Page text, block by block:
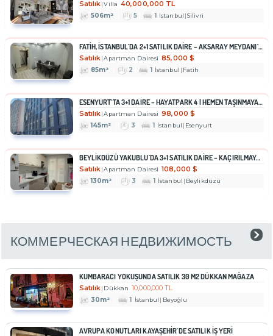
Satılık Villa 40,000,000 TL
506m² 5 1 İstanbul Silivri
FATIH, İSTANBUL`DA 2+1 SATILIK DAIRE – AKSARAY MEYDANI`NA YAKIN
Satılık Apartman Dairesi 85,000 $
85m² 2 1 İstanbul Fatih
ESENYURT`TA 3+1 DAIRE – HAYATPARK 4 | HEMEN TAŞINMAYA UYGUN
Satılık Apartman Dairesi 98,000 $
145m² 3 1 İstanbul Esenyurt
BEYLIKDÜZÜ YAKUBLU`DA 3+1 SATILIK DAIRE – KAÇIRILMAYACAK YATIRIM FIRSATI!
Satılık Apartman Dairesi 108,000 $
130m² 3 1 İstanbul Beylikdüzü
КОММЕРЧЕСКАЯ НЕДВИЖИМОСТЬ
KUMBARACI YOKUŞUNDA SATILIK 30 M2 DÜKKAN MAĞAZA
Satılık Dükkan 10,000,000 TL
30m² 1 İstanbul Beyoğlu
AVRUPA KONUTLARI KAYAŞEHIR`DE SATILIK İŞ YERI